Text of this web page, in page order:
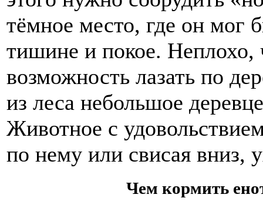
тёмное место, где он мог
тишине и покое. Неплохо,
возможность лазать по
из леса небольшое
Животное с
по нему или свисая вниз,
Чем кормить